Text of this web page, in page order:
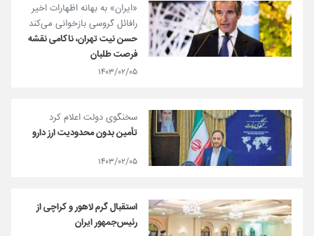
«ایران» به بهانه اظهارات اخیر
رافائل گروسی بازخوانی می‌کند
حسن نیت تهران، ناکامی نقشه
فرصت طلبان
۱۴۰۳/۰۲/۰۵
سخنگوی دولت اعلام کرد
تأمین بدون محدودیت ارز دارو
۱۴۰۳/۰۲/۰۵
استقبال گرم لاهور و کراچی از
رئیس‌جمهور ایران